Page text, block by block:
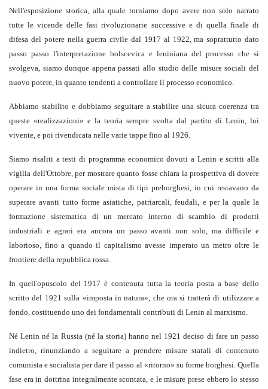
Nell'esposizione storica, alla quale torniamo dopo avere non solo narrato
tutte le vicende delle fasi rivoluzionarie successive e di quella finale di
difesa del potere nella guerra civile dal 1917 al 1922, ma soprattutto dato
passo passo l'interpretazione bolscevica e leniniana del processo che si
svolgeva, siamo dunque appena passati allo studio delle misure sociali del
nuovo potere, in quanto tendenti a controllare il processo economico.
Abbiamo stabilito e dobbiamo seguitare a stabilire una sicura coerenza tra
queste «realizzazioni» e la teoria sempre svolta dal partito di Lenin, lui
vivente, e poi rivendicata nelle varie tappe fino al 1926.
Siamo risaliti a testi di programma economico dovuti a Lenin e scritti alla
vigilia dell'Ottobre, per mostrare quanto fosse chiara la prospettiva di dovere
operare in una forma sociale mista di tipi preborghesi, in cui restavano da
superare avanti tutto forme asiatiche, patriarcali, feudali, e per la quale la
formazione sistematica di un mercato interno di scambio di prodotti
industriali e agrari era ancora un passo avanti non solo, ma difficile e
laborioso, fino a quando il capitalismo avesse imperato un metro oltre le
frontiere della repubblica rossa.
In quell'opuscolo del 1917 è contenuta tutta la teoria posta a base dello
scritto del 1921 sulla «imposta in natura», che ora si tratterà di utilizzare a
fondo, costituendo uno dei fondamentali contributi di Lenin al marxismo.
Né Lenin né la Russia (né la storia) hanno nel 1921 deciso di fare un passo
indietro, rinunziando a seguitare a prendere misure statali di contenuto
comunista e socialista per dare il passo al «ritorno» su forme borghesi. Quella
fase era in dottrina integralmente scontata, e le misure prese ebbero lo stesso